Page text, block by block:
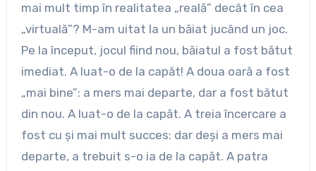
mai mult timp în realitatea „reală” decât în cea
„virtuală”? M-am uitat la un băiat jucând un joc.
Pe la început, jocul fiind nou, băiatul a fost bătut
imediat. A luat-o de la capăt! A doua oară a fost
„mai bine”: a mers mai departe, dar a fost bătut
din nou. A luat-o de la capăt. A treia încercare a
fost cu şi mai mult succes: dar deşi a mers mai
departe, a trebuit s-o ia de la capăt. A patra